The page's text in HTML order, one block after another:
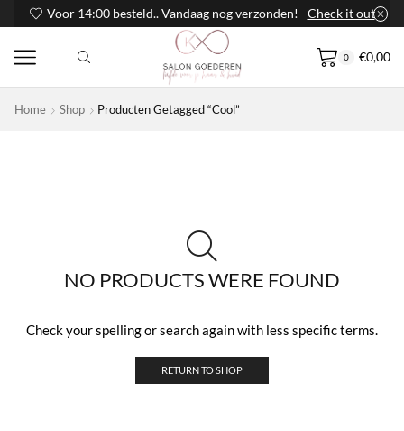
Voor 14:00 besteld.. Vandaag nog verzonden! Check it out
0 €0,00
Home Shop Producten Getagged “Cool”
NO PRODUCTS WERE FOUND
Check your spelling or search again with less specific terms.
RETURN TO SHOP